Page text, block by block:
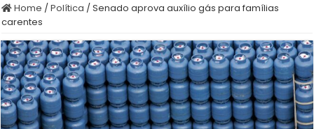
Home /Política /Senado aprova auxílio gás para famílias
carentes